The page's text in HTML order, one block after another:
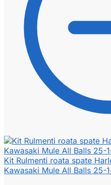
Kit Rulmenti roata spate
Kawasaki Mule All Balls 25-